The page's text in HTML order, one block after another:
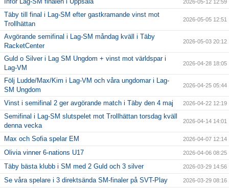
2026-05-12 12:59
Täby till final i Lag-SM efter gastkramande vinst mot
Trollhättan
2026-05-05 12:51
Avgörande semifinal i Lag-SM måndag kväll i Täby
RacketCenter
2026-05-03 20:12
Guld o Silver i Lag SM Ungdom + vinst mot världspar i
Lag-VM
2026-04-28 18:05
Följ Ludde/Max/Kim i Lag-VM och våra ungdomar i Lag-
SM Ungdom
2026-04-25 05:44
Vinst i semifinal 2 ger avgörande match i Täby den 4 maj 2026-04-22 12:19
Semifinal i Lag-SM slutspelet mot Trollhättan torsdag kväll
denna vecka
2026-04-14 14:01
Max och Sofia spelar EM 2026-04-07 12:14
Olivia vinner 6-nations U17 2026-04-06 08:25
Täby bästa klubb i SM med 2 Guld och 3 silver 2026-03-29 14:56
Se våra spelare i 3 direktsända SM-finaler på SVT-Play 2026-03-29 08:16